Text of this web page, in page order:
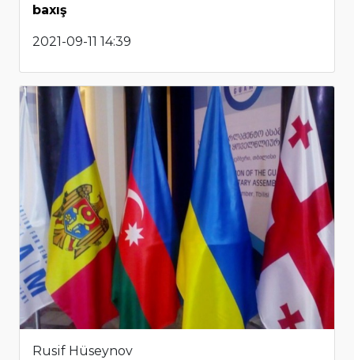
baxış
2021-09-11 14:39
Rusif Hüseynov